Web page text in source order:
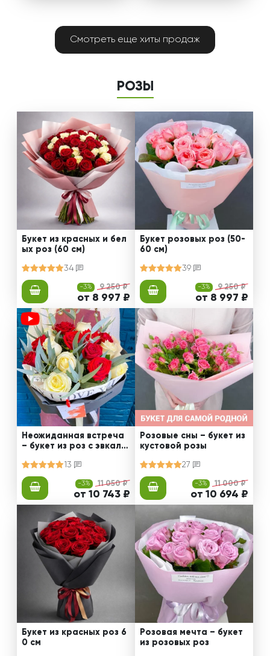
Смотреть еще хиты продаж
РОЗЫ
Букет из красных и бел
ых роз (60 см)
34
-3% 9 250 ₽
от 8 997 ₽
Букет розовых роз (50-
60 см)
39
-3% 9 250 ₽
от 8 997 ₽
Неожиданная встреча
– букет из роз с эвкали
13
-3% 11 050 ₽
от 10 743 ₽
Розовые сны – букет из
кустовой розы
27
-3% 11 000 ₽
от 10 694 ₽
Букет из красных роз 6
0 см
Розовая мечта – букет
из розовых роз